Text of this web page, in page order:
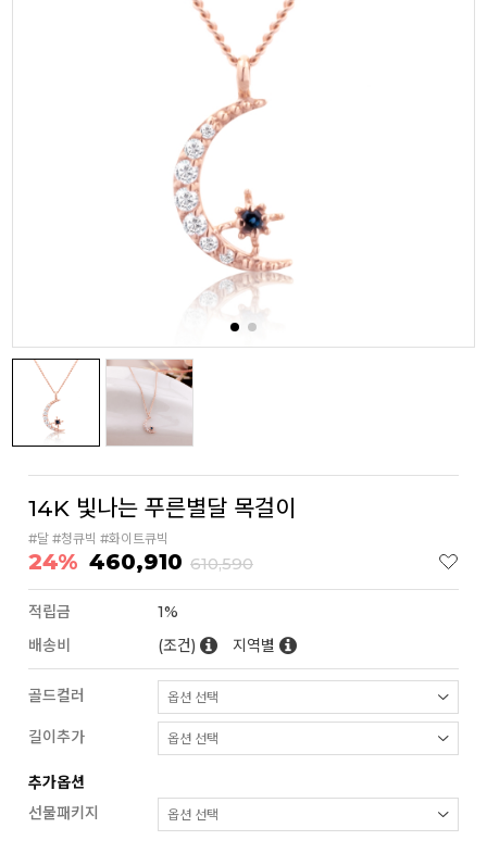
14K 빛나는 푸른별달 목걸이
#달 #청큐빅 #화이트큐빅
24% 460,910 610,590
적립금
1%
배송비
(조건) 지역별
골드컬러
길이추가
추가옵션
선물패키지